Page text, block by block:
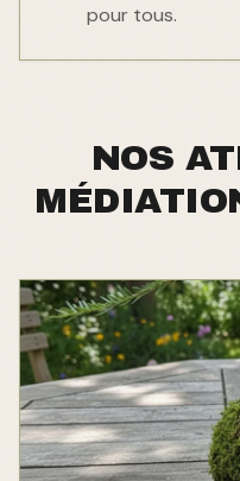
pour tous.
NOS